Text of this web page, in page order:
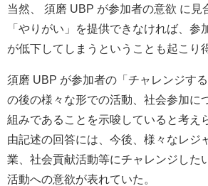
当然、 須磨 UBP が参加者の意欲 に見
「やりがい」を提供できなければ、参
が低下してしまうということも起こり
須磨 UBP が参加者の「チャレンジす
の後の様々な形での活動、社会参加に
組みであることを示唆していると考え
由記述の回答には、今後、様々なレジ
業、社会貢献活動等にチャレンジした
活動への意欲が表れていた。